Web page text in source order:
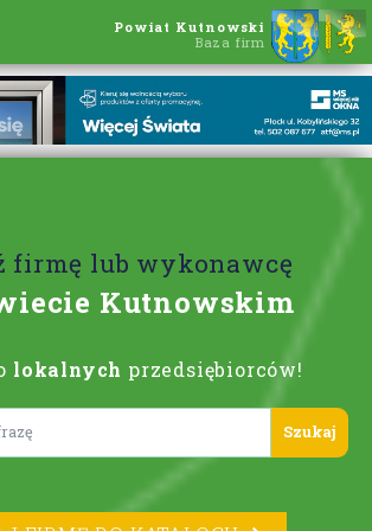
Powiat Kutnowski
Baza firm
firmę lub wykonawcę
Kutnowskim
lokalnych przedsiębiorców!